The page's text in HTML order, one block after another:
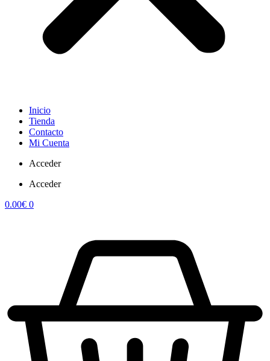
Inicio
Tienda
Contacto
Mi Cuenta
Acceder
Acceder
0.00€ 0